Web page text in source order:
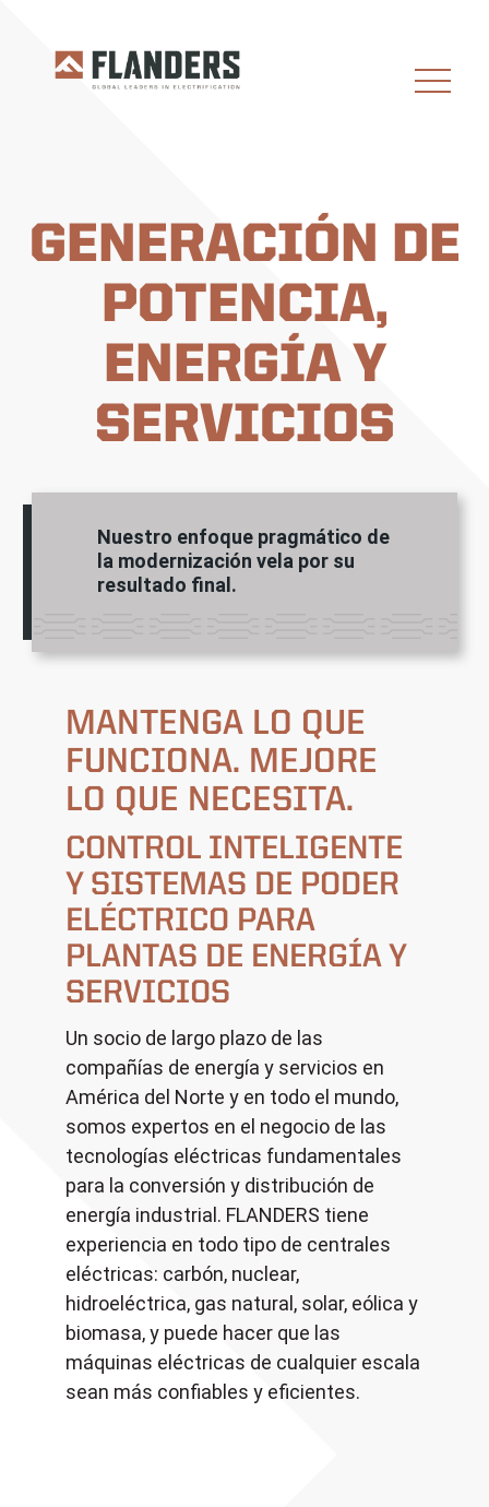
GENERACIÓN DE
POTENCIA,
ENERGÍA Y
SERVICIOS
Nuestro enfoque pragmático de
la modernización vela por su
resultado final.
MANTENGA LO QUE
FUNCIONA. MEJORE
LO QUE NECESITA.
CONTROL INTELIGENTE
Y SISTEMAS DE PODER
ELÉCTRICO PARA
PLANTAS DE ENERGÍA Y
SERVICIOS
Un socio de largo plazo de las
compañías de energía y servicios en
América del Norte y en todo el mundo,
somos expertos en el negocio de las
tecnologías eléctricas fundamentales
para la conversión y distribución de
energía industrial. FLANDERS tiene
experiencia en todo tipo de centrales
eléctricas: carbón, nuclear,
hidroeléctrica, gas natural, solar, eólica y
biomasa, y puede hacer que las
máquinas eléctricas de cualquier escala
sean más confiables y eficientes.